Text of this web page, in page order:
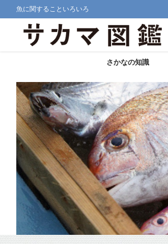
魚に関することいろいろ
さかなの知識